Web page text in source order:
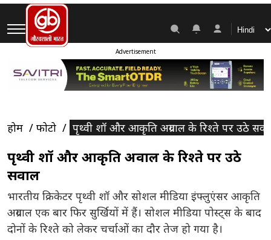
Advertisement
होम फोटो पृथ्वी शॉ और आकृति अग्रवाल के रिश्ते पर उठे
पृथ्वी शॉ और आकृति अग्रवाल के रिश्ते पर उठे
सवाल
भारतीय क्रिकेटर पृथ्वी शॉ और सोशल मीडिया इंफ्लुएंसर आकृति
अग्रवाल एक बार फिर सुर्खियों में हैं। सोशल मीडिया पोस्ट्स के बाद
दोनों के रिश्ते को लेकर चर्चाओं का दौर तेज हो गया है।